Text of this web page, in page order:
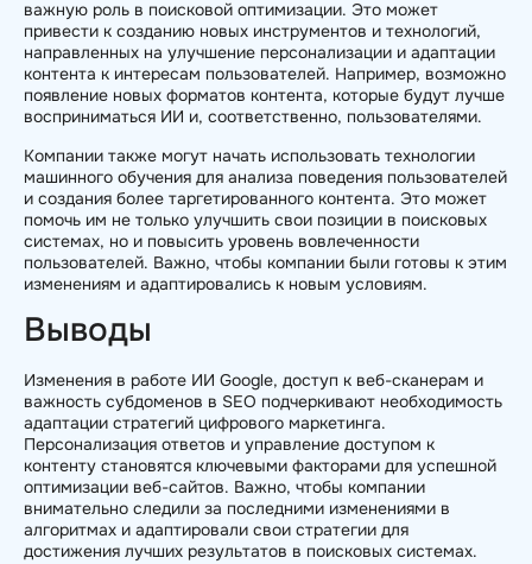
важную роль в поисковой оптимизации. Это может
привести к созданию новых инструментов и технологий,
направленных на улучшение персонализации и адаптации
контента к интересам пользователей. Например, возможно
появление новых форматов контента, которые будут лучше
восприниматься ИИ и, соответственно, пользователями.
Компании также могут начать использовать технологии
машинного обучения для анализа поведения пользователей
и создания более таргетированного контента. Это может
помочь им не только улучшить свои позиции в поисковых
системах, но и повысить уровень вовлеченности
пользователей. Важно, чтобы компании были готовы к этим
изменениям и адаптировались к новым условиям.
Выводы
Изменения в работе ИИ Google, доступ к веб-сканерам и
важность субдоменов в SEO подчеркивают необходимость
адаптации стратегий цифрового маркетинга.
Персонализация ответов и управление доступом к
контенту становятся ключевыми факторами для успешной
оптимизации веб-сайтов. Важно, чтобы компании
внимательно следили за последними изменениями в
алгоритмах и адаптировали свои стратегии для
достижения лучших результатов в поисковых системах.